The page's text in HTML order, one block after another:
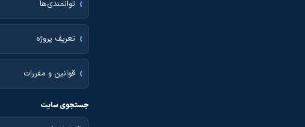
توانمندی‌ها
تعریف پروژه
قوانین و مقررات
جستجوی سایت